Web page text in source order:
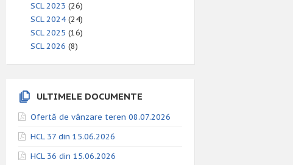
SCL 2023 (26)
SCL 2024 (24)
SCL 2025 (16)
SCL 2026 (8)
ULTIMELE DOCUMENTE
Ofertă de vânzare teren 08.07.2026
HCL 37 din 15.06.2026
HCL 36 din 15.06.2026